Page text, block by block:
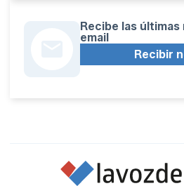
Recibe las
email
Recibir